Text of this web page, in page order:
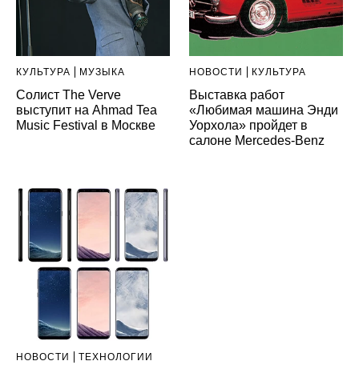
КУЛЬТУРА МУЗЫКА
Солист The Verve
выступит на Ahmad Tea
Music Festival в Москве
НОВОСТИ КУЛЬТУРА
Выставка работ
«Любимая машина Энди
Уорхола» пройдет в
салоне Mercedes-Benz
НОВОСТИ ТЕХНОЛОГИИ